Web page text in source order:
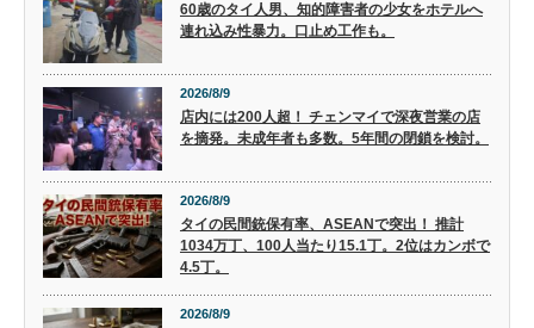
60歳のタイ人男、知的障害者の少女をホテルへ
連れ込み性暴力。口止め工作も。
2026/8/9
店内には200人超！ チェンマイで深夜営業の店
を摘発。未成年者も多数。5年間の閉鎖を検討。
2026/8/9
タイの民間銃保有率、ASEANで突出！ 推計
1034万丁、100人当たり15.1丁。2位はカンボで
4.5丁。
2026/8/9